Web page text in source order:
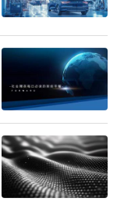
薪资跟创业前相
，而他并不后
嫌这些交易平台
了一个交易平